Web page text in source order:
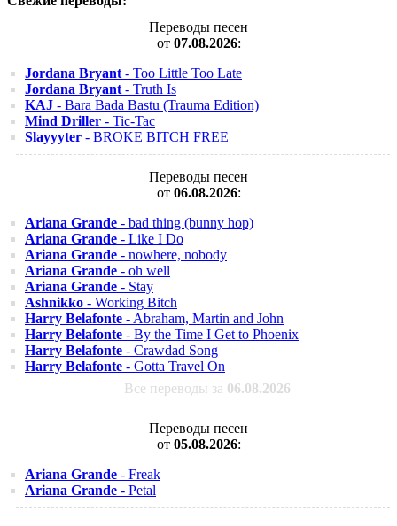
Переводы песен
от 07.08.2026:
Jordana Bryant - Too Little Too Late
Jordana Bryant - Truth Is
KAJ - Bara Bada Bastu (Trauma Edition)
Mind Driller - Tic-Tac
Slayyyter - BROKE BITCH FREE
Переводы песен
от 06.08.2026:
Ariana Grande - bad thing (bunny hop)
Ariana Grande - Like I Do
Ariana Grande - nowhere, nobody
Ariana Grande - oh well
Ariana Grande - Stay
Ashnikko - Working Bitch
Harry Belafonte - Abraham, Martin and John
Harry Belafonte - By the Time I Get to Phoenix
Harry Belafonte - Crawdad Song
Harry Belafonte - Gotta Travel On
Все переводы за 06.08.2026
Переводы песен
от 05.08.2026:
Ariana Grande - Freak
Ariana Grande - Petal